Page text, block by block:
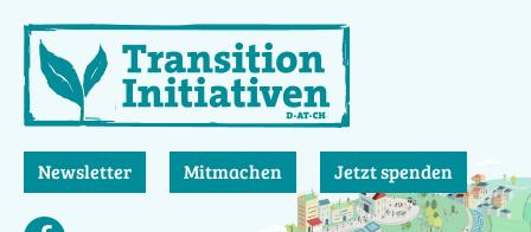
zum
Inhalt
Newsletter Mitmachen Jetzt spenden